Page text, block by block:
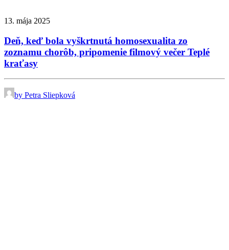
13. mája 2025
Deň, keď bola vyškrtnutá homosexualita zo
zoznamu chorôb, pripomenie filmový večer Teplé
kraťasy
by Petra Sliepková